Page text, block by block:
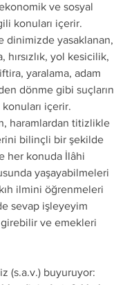
ve sosyal
konuları içerir.
dinimizde yasaklanan,
hırsızlık, yol kesicilik,
yaralama, adam
dönme gibi suçların
içerir.
bilinçli bir şekilde
her konuda İlâhi
yaşayabilmeleri
ilmini öğrenmeleri
sevap işleyeyim
ve emekleri
(s.a.v.) buyuruyor: